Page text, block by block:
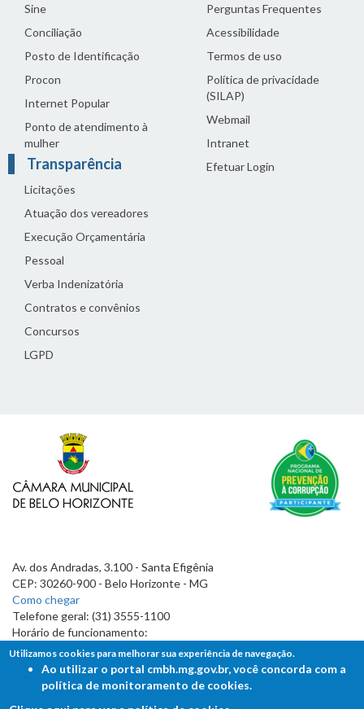
Sine
Conciliação
Posto de Identificação
Procon
Internet Popular
Ponto de atendimento à
mulher
Transparência
Licitações
Atuação dos vereadores
Execução Orçamentária
Pessoal
Verba Indenizatória
Contratos e convênios
Concursos
LGPD
Perguntas Frequentes
Acessibilidade
Termos de uso
Política de privacidade
(SILAP)
Webmail
Intranet
Efetuar Login
Av. dos Andradas, 3.100 - Santa Efigênia
CEP: 30260-900 - Belo Horizonte - MG
Como chegar
Telefone geral: (31) 3555-1100
Horário de funcionamento:
7h às 19h
Utilizamos cookies para melhorar sua experiência de navegação.
Ao utilizar o portal cmbh.mg.gov.br, você concorda com a
política de monitoramento de cookies.